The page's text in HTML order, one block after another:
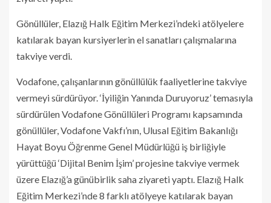
Gönüllüler, Elazığ Halk Eğitim Merkezi’ndeki atölyelere
katılarak bayan kursiyerlerin el sanatları çalışmalarına
takviye verdi.
Vodafone, çalışanlarının gönüllülük faaliyetlerine takviye
vermeyi sürdürüyor. ‘İyiliğin Yanında Duruyoruz’ temasıyla
sürdürülen Vodafone Gönüllüleri Programı kapsamında
gönüllüler, Vodafone Vakfı’nın, Ulusal Eğitim Bakanlığı
Hayat Boyu Öğrenme Genel Müdürlüğü iş birliğiyle
yürüttüğü ‘Dijital Benim İşim’ projesine takviye vermek
üzere Elazığ’a günübirlik saha ziyareti yaptı. Elazığ Halk
Eğitim Merkezi’nde 8 farklı atölyeye katılarak bayan